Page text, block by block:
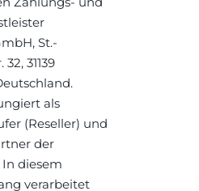
St.-
31139
als
(Reseller) und
der
diesem
verarbeitet